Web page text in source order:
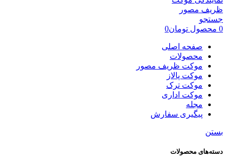
جستجو
0 محصول تومان0
صفحه اصلی
محصولات
موکت ظریف مصور
موکت پالاز
موکت ترک
موکت اداری
مجله
پیگیری سفارش
بستن
دسته‌های محصولات